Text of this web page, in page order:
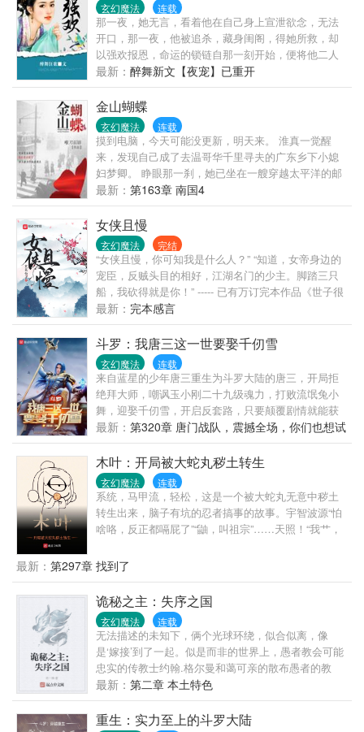
x富人家的混蛋封面感谢：三一几丶binhuo.cc
玄幻魔法 连载
那一夜，她无言，看着他在自己身上宣泄欲念，无法
开口，那一夜，他被追杀，藏身闺阁，得她所救，却
以强欢报恩，命运的锁链自那一刻开始，便将他二人
紧紧缠绕没有抛开红尘怨恋的勇气，只能忍着屈辱苟
且于世，而他，终究是她逃不了的噩梦，当做礼物，
她被送到他面前，再见她，他不识，只当她是意图谋
反之徒送来的奸细，受奸人迫害，囚禁冷宫，泪已
干，心死不易，他四面楚歌，她亦心急如焚，挺身而
出为他挡箭，奄奄一息之时，她依然笑靥如花，低诉
的却是令他心碎的话语贱之人终究承不了圣恩，若初
雪命大未死，请让初雪离开。
最新： 醉舞新文【夜宠】已重开
金山蝴蝶
玄幻魔法 连载
摸到电脑，今天可能没更新，明天来。 淮真一觉醒
来，发现自己成了去温哥华千里寻夫的广东乡下小媳
妇梦卿。 睁眼那一刹，她已坐在一艘穿越太平洋的邮
轮舱底。一封来自温哥华的、梦卿夫君温孟冰亲笔写
就的远洋情书，便是她的所有行李。 她这才知道，从
未上过学，不懂讲国语、也不懂英文的梦卿被人贩子
拐骗了。 这艘船并非是开往温哥华的邮轮。 而是一艘
前往旧金山，装满唐人街中国妓|女的偷渡小船。 降逢
乱世，孑然一身，一开始，淮真只是想挑个远离战乱
的地，安稳而苟且的活着。 没曾想刚随偷渡者入关，
便被东海岸有名有姓的激进美国排华愤青截胡了。
—— “华埠市容，不甚雅观，沿街全系铺户，间有餐馆
或咖啡馆一二所，街道狭窄，行人拥挤。孩童则嬉戏
于污秽楼道之下。行人道现不洁之状，肉食店传宿臭
之味，游客到此，多有扫兴而返。” 旧金山华埠，俗
称“亚洲之外最大的中国”。 —— “旧金山唐人街的中国
女人，百分之九十九是妓|女。倘若你在海关看见十四
五岁中国少女，声称自己母亲去世，投奔年迈老父来
到金山谋生，无须怀疑，她们即将出卖她们的第一
夜。运气好的话，可以卖到三千美金。” 若非亲耳听见
吐词准确，语法完整的英文，从那低劣种族的少女口
中呼喊出，西泽这辈子绝不会踏入那臭名昭着的旧金
山萨克拉门托唐人街半步。 他循着她的足迹来到一家
污秽不堪的杂货铺阴暗楼梯口，门口木板上写着： 虾
米三分一磅 海带四分一磅 咸鱼十分一磅 女仔五元一
搭讪：“我们这里有新鲜的女人，干净的，有今天这么
新鲜。” 他不知怎么想起她踩上金山码头的秤，那时，
海关官员说：“梦卿，八十五磅。” 鬼使神差朝那黑洞
洞的杂货铺踏出第一步时，他以为自己将要探知一个
如负鼠的弱大民族最原始的低劣谦卑，却不知他黑色
瞳仁中从此铺陈那古老国度的五千载浩浩山河。
最新： 第163章 南国4
女侠且慢
玄幻魔法 完结
“女侠且慢，你可知我是什么人？” “知道，女帝身边的
宠臣，反贼头目的相好，江湖名门的少主。脚踏三只
船，我砍得就是你！” ----- 已有万订完本作品《世子很
凶》《仙子很凶》，质量人品皆可保证，有兴趣的读
者可以先看老书。
最新： 完本感言
斗罗：我唐三这一世要娶千仞雪
玄幻魔法 连载
来自蓝星的少年唐三重生为斗罗大陆的唐三，开局拒
绝拜大师，嘲讽玉小刚二十九级魂力，打败流氓兔小
舞，迎娶千仞雪，开启反套路，只要颠覆剧情就能获
得奖励……拒绝拜大师，嘲讽玉小刚，奖励赛亚人体
质，神赐魂环……拒绝流氓兔小舞拼床，玄天功替换
为九阳神功，玄玉手替换为乾坤大挪移……暴打戴沐
白，不入史莱克，背叛父亲唐昊，加入武魂殿，拜师
教皇比比东，迎娶千仞雪，活活气死昊天斗罗……这
是一个被替换了灵魂的新生主角唐三……这一世我唐
三支持武魂殿统一大陆，锤死渣男玉小刚，拜师教皇
比比东，迎娶武魂殿第一圣女千仞雪……天使神千仞
最新： 第320章 唐门战队，震撼全场，你们也想试
试吗？
木叶：开局被大蛇丸秽土转生
玄幻魔法 连载
系统，马甲流，轻松，这是一个被大蛇丸无意中秽土
转生出来，脑子有坑的忍者搞事的故事。宇智波源“怕
啥咯，反正都嗝屁了”“鼬，叫祖宗”……天照！“我艹，
门我还关门。”源氏装傻。……喜欢博人传，别拿博人
设定套，谢谢。(没那么多阴谋论，岸本设定是什么样
的就是什么样的。)
最新： 第297章 找到了
诡秘之主：失序之国
玄幻魔法 连载
无法描述的未知下，俩个光球环绕，似合似离，像
是‘嫁接’到了一起。似是而非的世界上，愚者教会可能
忠实的传教士约翰.格尔曼和蔼可亲的散布愚者的教
义。“反正不要钱，多少信一点。”不过……沃景主教，
坐忘论者，耗之门徒，皇觉道人……这就是愚者教会
口马...
最新： 第二章 本土特色
重生：实力至上的斗罗大陆